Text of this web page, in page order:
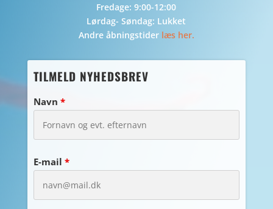
Fredage: 9:00-12:00
Lørdag- Søndag: Lukket
Andre åbningstider læs her.
TILMELD NYHEDSBREV
Navn *
E-mail *